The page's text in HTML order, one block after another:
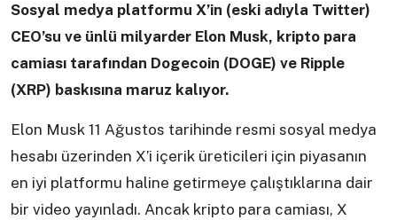
Sosyal medya platformu X’in (eski adıyla Twitter)
CEO’su ve ünlü milyarder Elon Musk, kripto para
camiası tarafından Dogecoin (DOGE) ve Ripple
(XRP) baskısına maruz kalıyor.
Elon Musk 11 Ağustos tarihinde resmi sosyal medya
hesabı üzerinden X’i içerik üreticileri için piyasanın
en iyi platformu haline getirmeye çalıştıklarına dair
bir video yayınladı. Ancak kripto para camiası, X